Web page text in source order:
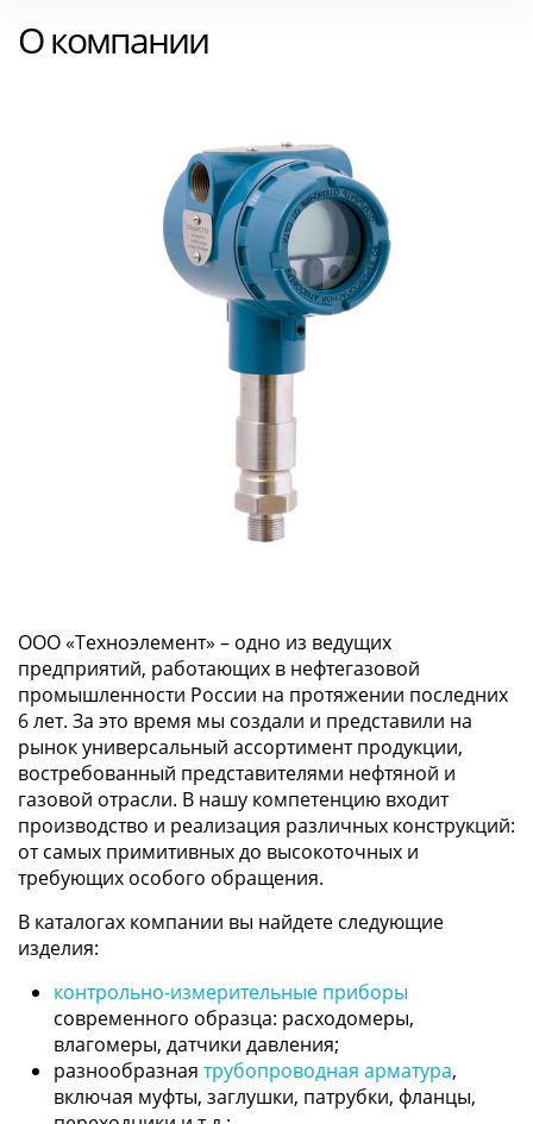
О компании
ООО «Техноэлемент» – одно из ведущих
предприятий, работающих в нефтегазовой
промышленности России на протяжении последних
6 лет. За это время мы создали и представили на
рынок универсальный ассортимент продукции,
востребованный представителями нефтяной и
газовой отрасли. В нашу компетенцию входит
производство и реализация различных конструкций:
от самых примитивных до высокоточных и
требующих особого обращения.
В каталогах компании вы найдете следующие
изделия:
контрольно-измерительные приборы
современного образца: расходомеры,
влагомеры, датчики давления;
разнообразная трубопроводная арматура,
включая муфты, заглушки, патрубки, фланцы,